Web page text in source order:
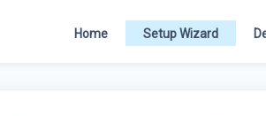
Home Setup Wizard